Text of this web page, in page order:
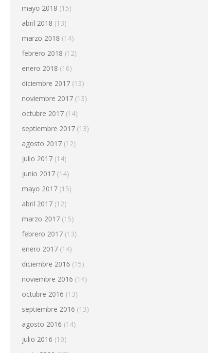
mayo 2018 (15)
abril 2018 (13)
marzo 2018 (14)
febrero 2018 (12)
enero 2018 (16)
diciembre 2017 (13)
noviembre 2017 (13)
octubre 2017 (14)
septiembre 2017 (13)
agosto 2017 (12)
julio 2017 (14)
junio 2017 (14)
mayo 2017 (15)
abril 2017 (12)
marzo 2017 (15)
febrero 2017 (13)
enero 2017 (14)
diciembre 2016 (15)
noviembre 2016 (14)
octubre 2016 (13)
septiembre 2016 (13)
agosto 2016 (14)
julio 2016 (10)